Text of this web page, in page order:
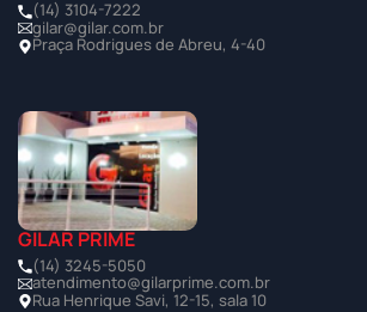
(14) 3104-7222
gilar@gilar.com.br
Praça Rodrigues de Abreu, 4-40
GILAR PRIME
(14) 3245-5050
atendimento@gilarprime.com.br
Rua Henrique Savi, 12-15, sala 10